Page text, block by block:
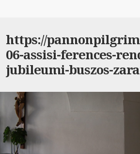
https://
06-assisi-ferences-
jubileumi-buszos-